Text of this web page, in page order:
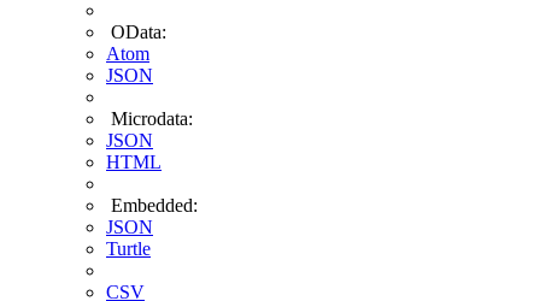
OData:
Atom
JSON
Microdata:
JSON
HTML
Embedded:
JSON
Turtle
CSV